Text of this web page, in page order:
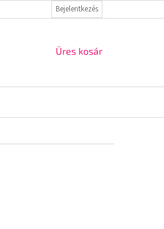
ÉS REKLAMÁCIÓ
Bejelentkezés
KOSÁR
Üres kosár